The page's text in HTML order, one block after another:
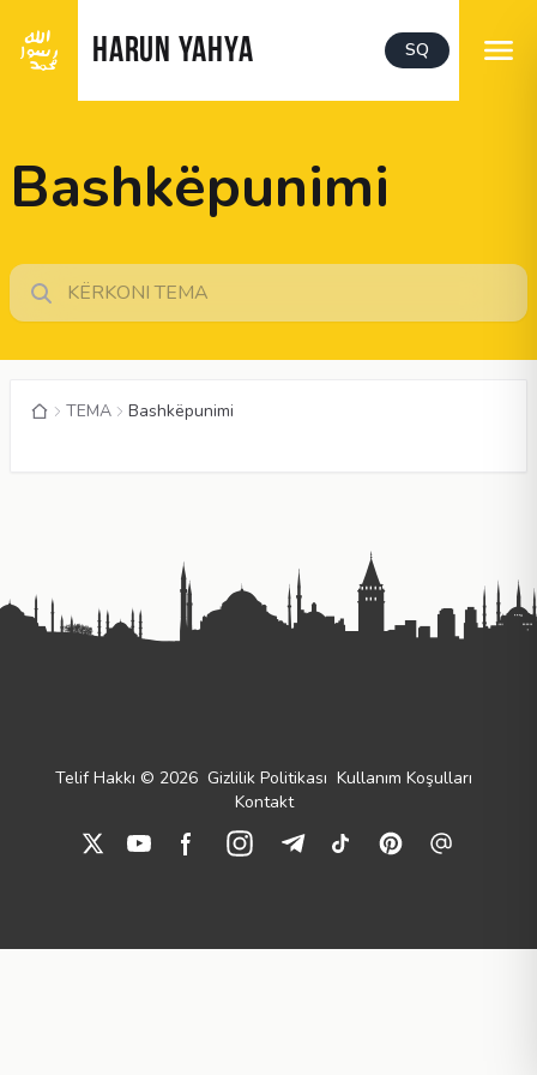
HARUN YAHYA SQ
Bashkëpunimi
TEMA Bashkëpunimi
Telif Hakkı © 2026 Gizlilik Politikası Kullanım Koşulları
Kontakt